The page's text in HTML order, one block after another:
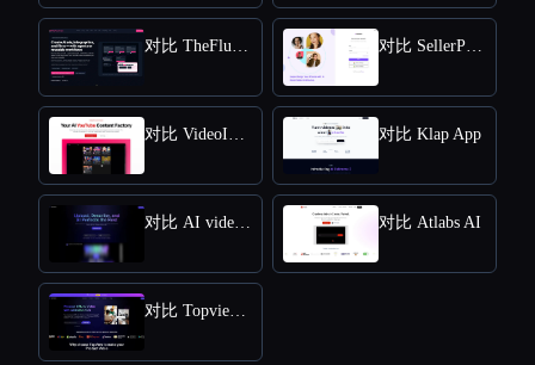
对比 TheFluxTrain 对比 SellerPic AI
对比 VideoIdeas AI 对比 Klap App
对比 AI video editor 对比 Atlabs AI
对比 Topview AI URL to Video